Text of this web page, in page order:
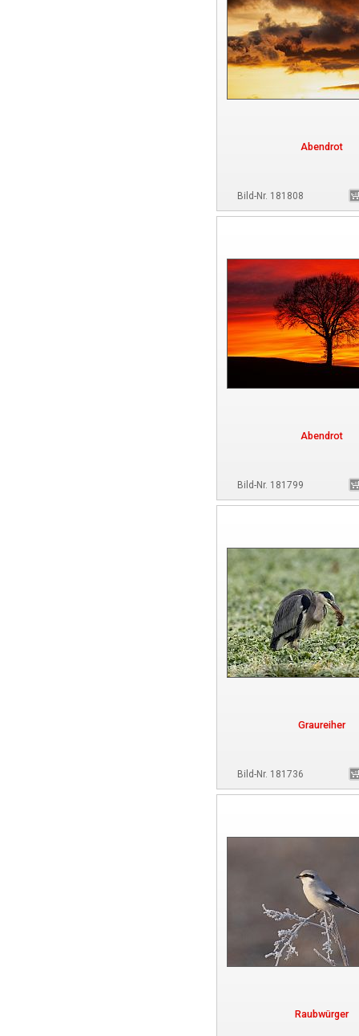
Abendrot
Bild-Nr. 181808
Abendrot
Bild-Nr. 181799
Graureiher
Bild-Nr. 181736
Raubwürger